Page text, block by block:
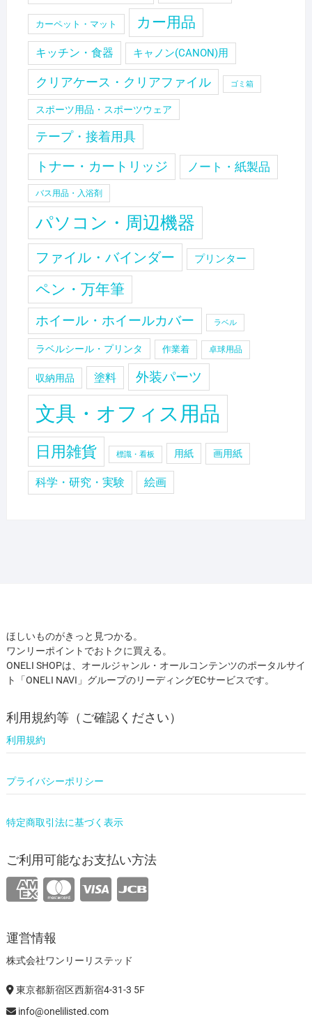
カーペット・マット カー用品
キッチン・食器 キャノン(CANON)用
クリアケース・クリアファイル ゴミ箱
スポーツ用品・スポーツウェア
テープ・接着用具
トナー・カートリッジ ノート・紙製品
バス用品・入浴剤
パソコン・周辺機器
ファイル・バインダー プリンター
ペン・万年筆
ホイール・ホイールカバー ラベル
ラベルシール・プリンタ 作業着 卓球用品
収納用品 塗料 外装パーツ
文具・オフィス用品
日用雑貨 標識・看板 用紙 画用紙
科学・研究・実験 絵画
ほしいものがきっと見つかる。
ワンリーポイントでおトクに買える。
ONELI SHOPは、オールジャンル・オールコンテンツのポータルサイ
ト「ONELI NAVI」グループのリーディングECサービスです。
利用規約等（ご確認ください）
利用規約
プライバシーポリシー
特定商取引法に基づく表示
ご利用可能なお支払い方法
運営情報
株式会社ワンリーリステッド
東京都新宿区西新宿4-31-3 5F
info@onelilisted.com